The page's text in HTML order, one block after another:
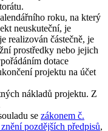
roku, na který
neuskuteční, je
realizován částečně, je
prostředky nebo jejich
dotace
projektu na účet
nákladů projektu. Z
se zákonem č.
pozdějších předpisů,